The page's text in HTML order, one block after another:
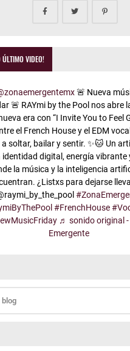
VIDEO!
🚨 Nueva
🚨 RAYmi by the Pool nos abre
era con “I Invite You to Feel
el French House y el EDM
soltar, bailar y sentir. ✨🐱 Un
identidad digital, energía vibrante
la música y la inteligencia
¿Listxs para dejarse
#FrenchHouse
♬ sonido original -
Emergente